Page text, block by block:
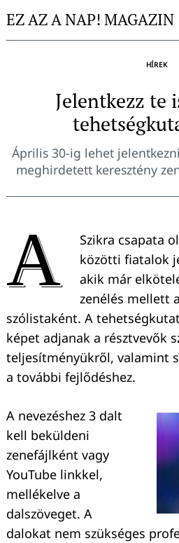
toEZ AZ A NAP! MAGAZIN
HÍREK
Jelentkezz te
Április 30-ig lehet
meghirdetett keresztény
A
Szikra csapata
közötti fiatalok
akik már
zenélés mellett
szólistaként. A
képet adjanak a résztvevők
teljesítményükről, valamint
a további fejlődéshez.
A nevezéshez 3 dalt
kell beküldeni
zenefájlként vagy
YouTube linkkel,
mellékelve a
dalszöveget. A
dalokat nem szükséges